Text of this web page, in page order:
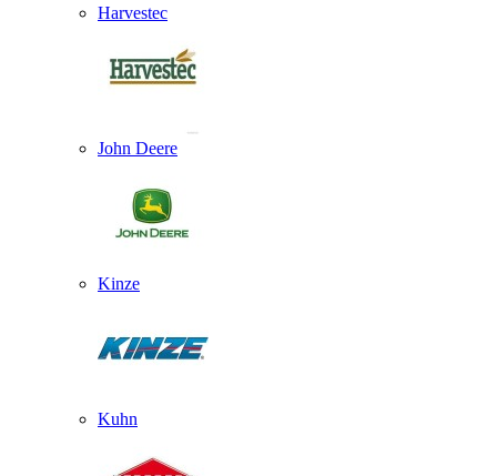
Harvestec
John Deere
Kinze
Kuhn